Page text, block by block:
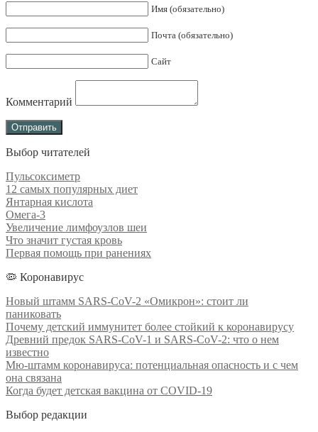
Имя (обязательно)
Почта (обязательно)
Сайт
Комментарий
Выбор читателей
Пульсоксиметр
12 самых популярных диет
Янтарная кислота
Омега-3
Увеличение лимфоузлов шеи
Что значит густая кровь
Первая помощь при ранениях
🦠 Коронавирус
Новый штамм SARS-CoV-2 «Омикрон»: стоит ли
паниковать
Почему детский иммунитет более стойкий к коронавирусу
Древний предок SARS-CoV-1 и SARS-CoV-2: что о нем
известно
Мю-штамм коронавируса: потенциальная опасность и с чем
она связана
Когда будет детская вакцина от COVID-19
Выбор редакции